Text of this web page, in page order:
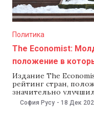
Политика
The Economist:
положение в
Издание The
рейтинг стран,
значительно
и Молдова. В
до недавних пор
София Русу - 18 Дек